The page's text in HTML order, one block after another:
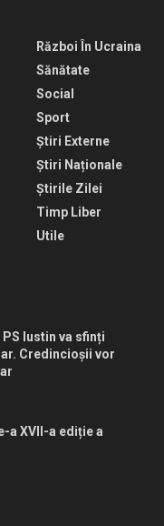
Război În Ucraina
Sănătate
Social
Sport
Știri Externe
Știri Naționale
Știrile Zilei
Timp Liber
Utile
Iustin va sfinți
Credincioșii vor
a XVII-a ediție a